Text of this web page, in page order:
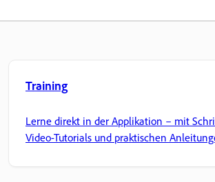
Training
Lerne direkt in der Applikation – mit
Video-Tutorials und praktischen